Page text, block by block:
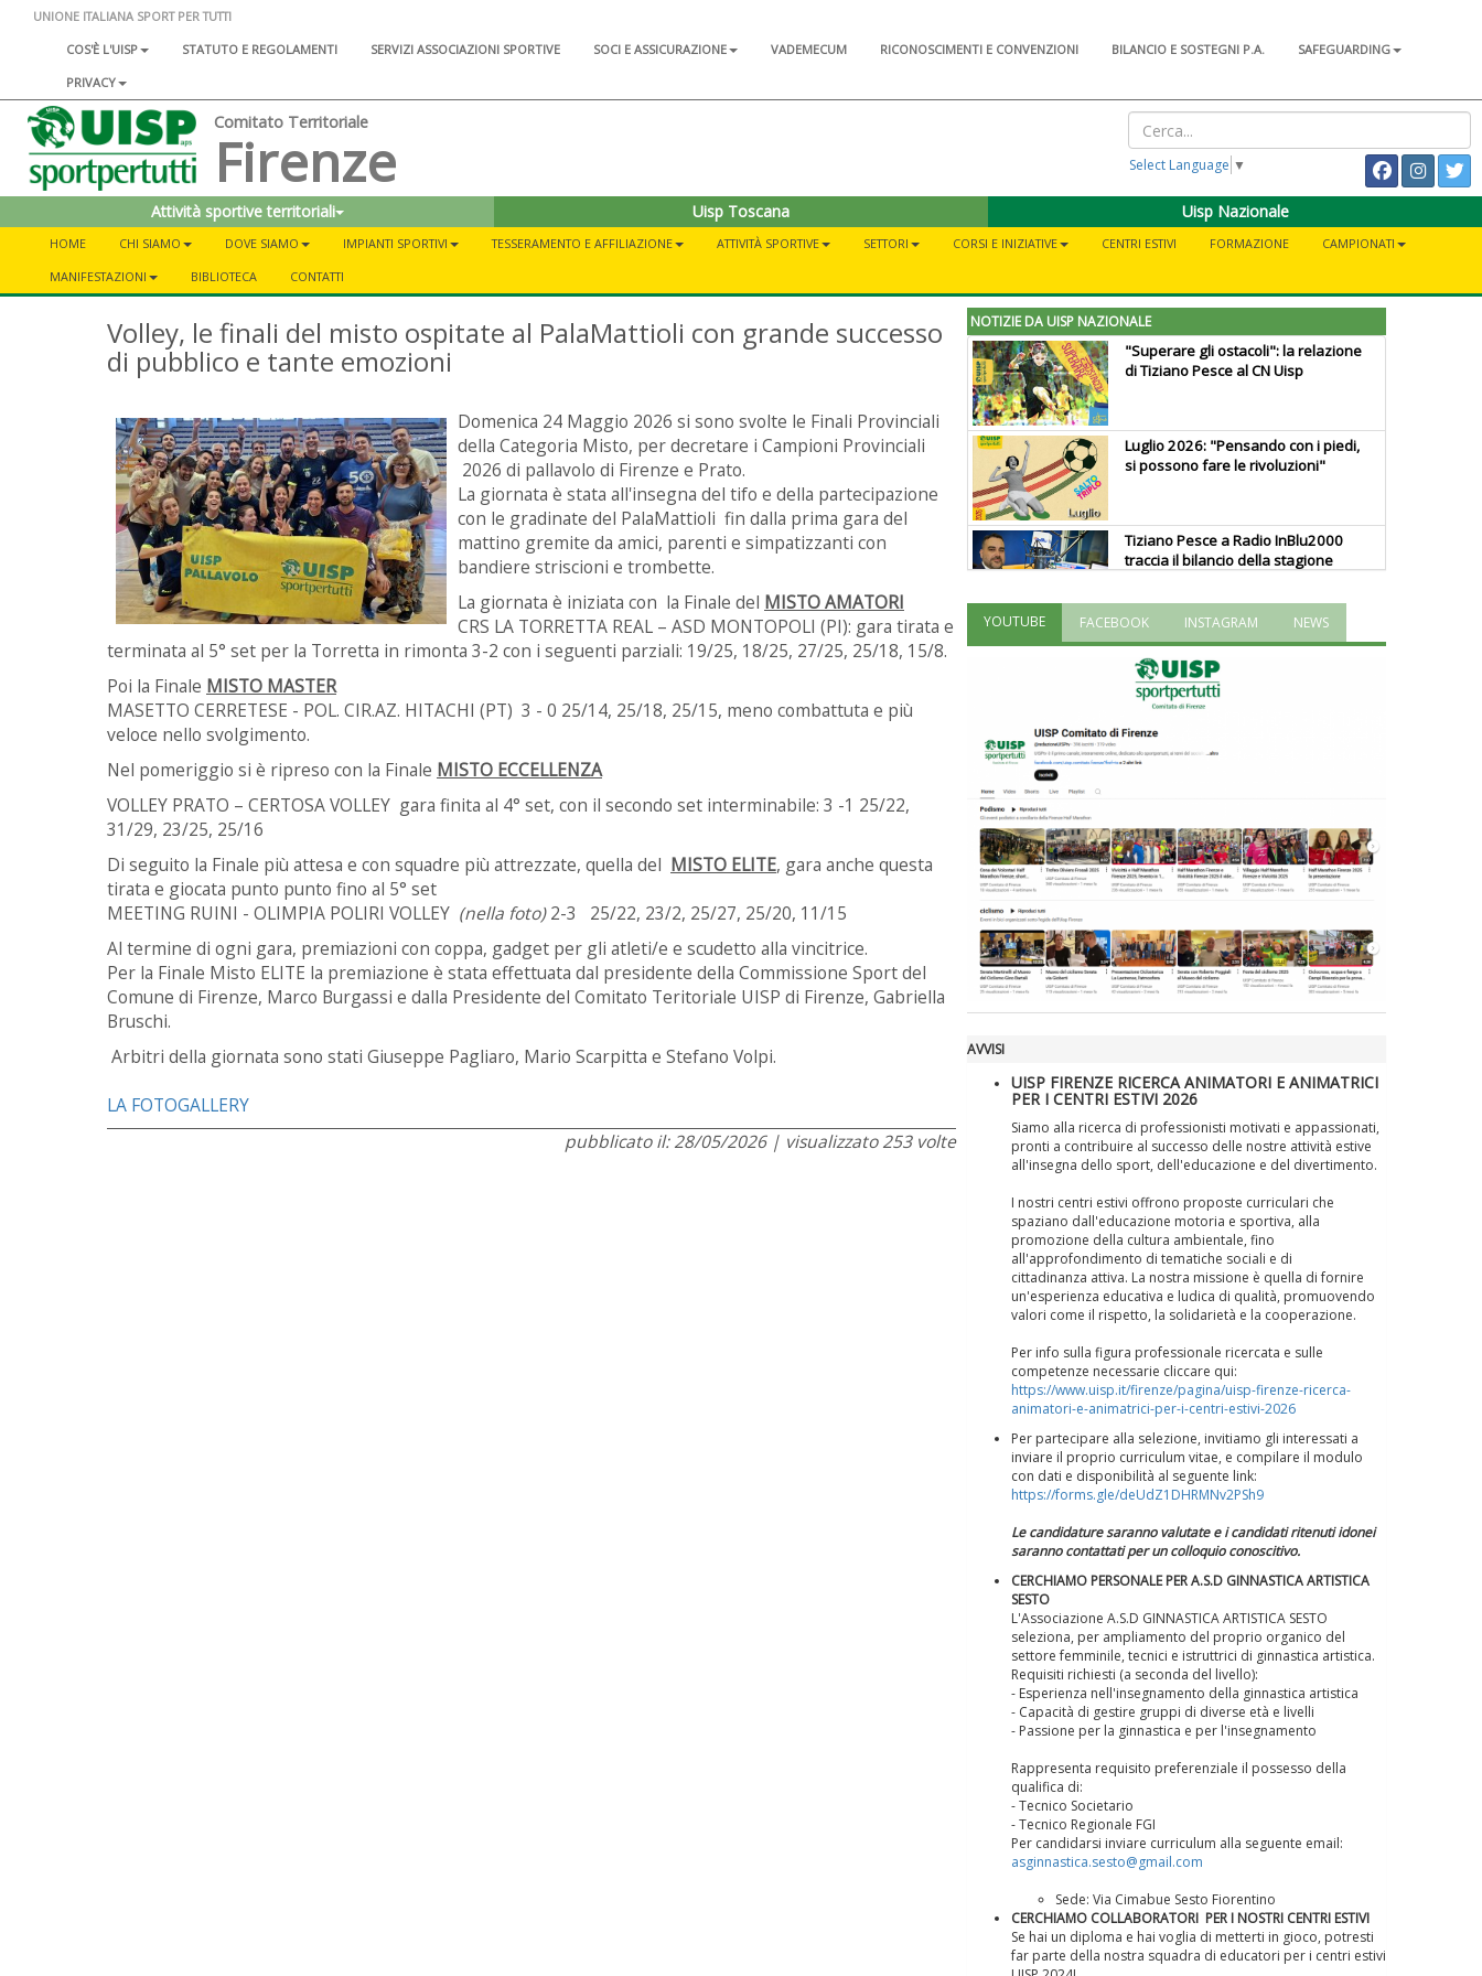
UNIONE ITALIANA SPORT PER TUTTI
COS'È L'UISP
STATUTO E REGOLAMENTI SERVIZI ASSOCIAZIONI SPORTIVE SOCI E ASSICURAZIONE VADEMECUM RICONOSCIMENTI E CONVENZIONI BILANCIO E SOSTEGNI P.A.
SAFEGUARDING
PRIVACY
Comitato Territoriale
Firenze Select Language ▼
Attività sportive territoriali Uisp Toscana Uisp Nazionale
HOME CHI SIAMO DOVE SIAMO IMPIANTI SPORTIVI TESSERAMENTO E AFFILIAZIONE ATTIVITÀ SPORTIVE SETTORI CORSI E INIZIATIVE CENTRI ESTIVI FORMAZIONE
CAMPIONATI
MANIFESTAZIONI
BIBLIOTECA CONTATTI
Volley, le finali del misto ospitate al PalaMattioli con grande successo
di pubblico e tante emozioni
Domenica 24 Maggio 2026 si sono svolte le Finali Provinciali
della Categoria Misto, per decretare i Campioni Provinciali
2026 di pallavolo di Firenze e Prato.
La giornata è stata all'insegna del tifo e della partecipazione
con le gradinate del PalaMattioli fin dalla prima gara del
mattino gremite da amici, parenti e simpatizzanti con
bandiere striscioni e trombette.
La giornata è iniziata con la Finale del MISTO AMATORI
CRS LA TORRETTA REAL – ASD MONTOPOLI (PI): gara tirata e
terminata al 5° set per la Torretta in rimonta 3-2 con i seguenti parziali: 19/25, 18/25, 27/25, 25/18, 15/8.
Poi la Finale MISTO MASTER
MASETTO CERRETESE - POL. CIR.AZ. HITACHI (PT) 3 - 0 25/14, 25/18, 25/15, meno combattuta e più
veloce nello svolgimento.
Nel pomeriggio si è ripreso con la Finale MISTO ECCELLENZA
VOLLEY PRATO – CERTOSA VOLLEY gara finita al 4° set, con il secondo set interminabile: 3 -1 25/22,
31/29, 23/25, 25/16
Di seguito la Finale più attesa e con squadre più attrezzate, quella del MISTO ELITE, gara anche questa
tirata e giocata punto punto fino al 5° set
MEETING RUINI - OLIMPIA POLIRI VOLLEY (nella foto)2-3 25/22, 23/2, 25/27, 25/20, 11/15
Al termine di ogni gara, premiazioni con coppa, gadget per gli atleti/e e scudetto alla vincitrice.
Per la Finale Misto ELITE la premiazione è stata effettuata dal presidente della Commissione Sport del
Comune di Firenze, Marco Burgassi e dalla Presidente del Comitato Teritoriale UISP di Firenze, Gabriella
Bruschi.
Arbitri della giornata sono stati Giuseppe Pagliaro, Mario Scarpitta e Stefano Volpi.
LA FOTOGALLERY
pubblicato il: 28/05/2026 | visualizzato 253 volte
NOTIZIE DA UISP NAZIONALE
"Superare gli ostacoli": la relazione
di Tiziano Pesce al CN Uisp
Luglio 2026: "Pensando con i piedi,
si possono fare le rivoluzioni"
Tiziano Pesce a Radio InBlu2000
traccia il bilancio della stagione
valorizzi le nostre specificità"
La formazione Uisp rallenta ma
prosegue anche in estate
Tiziano Pesce nel Cda di
Fondazione Terzjus: prima riunione
a Roma
YOUTUBE FACEBOOK INSTAGRAM NEWS
AVVISI
UISP FIRENZE RICERCA ANIMATORI E ANIMATRICI
PER I CENTRI ESTIVI 2026
Siamo alla ricerca di professionisti motivati e appassionati,
pronti a contribuire al successo delle nostre attività estive
all'insegna dello sport, dell'educazione e del divertimento.
I nostri centri estivi offrono proposte curriculari che
spaziano dall'educazione motoria e sportiva, alla
promozione della cultura ambientale, fino
all'approfondimento di tematiche sociali e di
cittadinanza attiva. La nostra missione è quella di fornire
un'esperienza educativa e ludica di qualità, promuovendo
valori come il rispetto, la solidarietà e la cooperazione.
Per info sulla figura professionale ricercata e sulle
competenze necessarie cliccare qui:
https://www.uisp.it/firenze/pagina/uisp-firenze-ricerca-
animatori-e-animatrici-per-i-centri-estivi-2026
Per partecipare alla selezione, invitiamo gli interessati a
inviare il proprio curriculum vitae, e compilare il modulo
con dati e disponibilità al seguente link:
https://forms.gle/deUdZ1DHRMNv2PSh9
Le candidature saranno valutate e i candidati ritenuti idonei
saranno contattati per un colloquio conoscitivo.
CERCHIAMO PERSONALE PER A.S.D GINNASTICA ARTISTICA
SESTO
L'Associazione A.S.D GINNASTICA ARTISTICA SESTO
seleziona, per ampliamento del proprio organico del
settore femminile, tecnici e istruttrici di ginnastica artistica.
Requisiti richiesti (a seconda del livello):
- Esperienza nell'insegnamento della ginnastica artistica
- Capacità di gestire gruppi di diverse età e livelli
- Passione per la ginnastica e per l'insegnamento
Rappresenta requisito preferenziale il possesso della
qualifica di:
- Tecnico Societario
- Tecnico Regionale FGI
Per candidarsi inviare curriculum alla seguente email:
asginnastica.sesto@gmail.com
Sede: Via Cimabue Sesto Fiorentino
CERCHIAMO COLLABORATORI PER I NOSTRI CENTRI ESTIVI
Se hai un diploma e hai voglia di metterti in gioco, potresti
far parte della nostra squadra di educatori per i centri estivi